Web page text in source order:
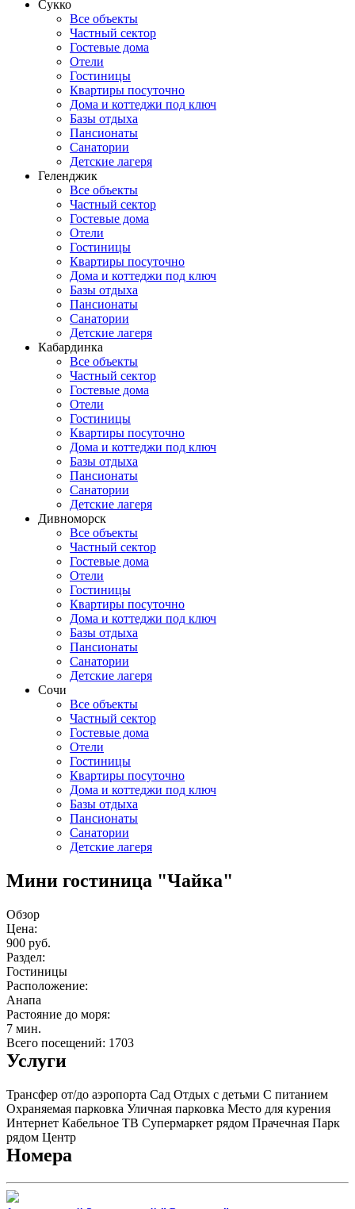
Сукко
Все объекты
Частный сектор
Гостевые дома
Отели
Гостиницы
Квартиры посуточно
Дома и коттеджи под ключ
Базы отдыха
Пансионаты
Санатории
Детские лагеря
Геленджик
Все объекты
Частный сектор
Гостевые дома
Отели
Гостиницы
Квартиры посуточно
Дома и коттеджи под ключ
Базы отдыха
Пансионаты
Санатории
Детские лагеря
Кабардинка
Все объекты
Частный сектор
Гостевые дома
Отели
Гостиницы
Квартиры посуточно
Дома и коттеджи под ключ
Базы отдыха
Пансионаты
Санатории
Детские лагеря
Дивноморск
Все объекты
Частный сектор
Гостевые дома
Отели
Гостиницы
Квартиры посуточно
Дома и коттеджи под ключ
Базы отдыха
Пансионаты
Санатории
Детские лагеря
Сочи
Все объекты
Частный сектор
Гостевые дома
Отели
Гостиницы
Квартиры посуточно
Дома и коттеджи под ключ
Базы отдыха
Пансионаты
Санатории
Детские лагеря
Мини гостиница "Чайка"
Обзор
Цена:
900 руб.
Раздел:
Гостиницы
Расположение:
Анапа
Растояние до моря:
7 мин.
Всего посещений: 1703
Услуги
Трансфер от/до аэропорта Сад Отдых с детьми С питанием
Охраняемая парковка Уличная парковка Место для курения
Интернет Кабельное ТВ Супермаркет рядом Прачечная Парк
рядом Центр
Номера